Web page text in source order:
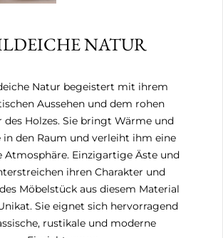
NATUR
Natur begeistert mit ihrem
Aussehen und dem rohen
des Holzes. Sie bringt Wärme und
in den Raum und verleiht ihm eine
Atmosphäre. Einzigartige Äste und
ihren Charakter und
Möbelstück aus diesem Material
Sie eignet sich hervorragend
rustikale und moderne